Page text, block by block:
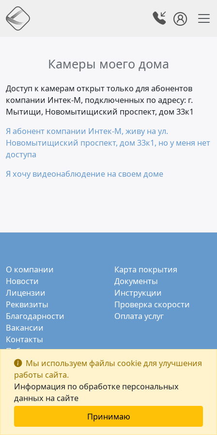
Камеры моего дома
Доступ к камерам открыт только для абонентов
компании Интек-М, подключенных по адресу: г.
Мытищи, Новомытищиский проспект, дом 33к1
Я абонент компании Интек-М, живу на ул.
Новомытищиский проспект, дом 33к1, но у меня нет
доступа
Я хочу видеонаблюдение на своем доме
Мы используем файлы cookie для улучшения
работы сайта.
Информация по обработке персональных
данных на сайте
Принимаю
О компании
Новости
Лицензии
Реквизиты
Благодарности
Вакансии
Контакты
Карта покрытия
Документы
Инструкции
Проверка скорости
Оплата услуг
Публичные камеры
Заказать звонок
© ООО "Интек-М" 2003-2026